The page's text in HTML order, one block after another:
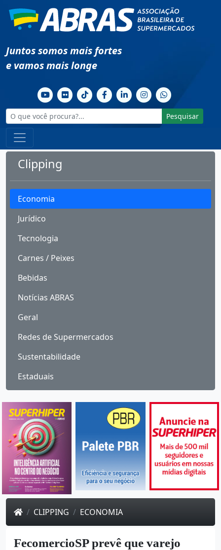
Juntos somos mais fortes
e vamos mais longe
Pesquisar
Clipping
Economia
Jurídico
Tecnologia
Carnes / Peixes
Bebidas
Notícias ABRAS
Geral
Redes de Supermercados
Sustentabilidade
Estaduais
CLIPPING ECONOMIA
FecomercioSP prevê que varejo